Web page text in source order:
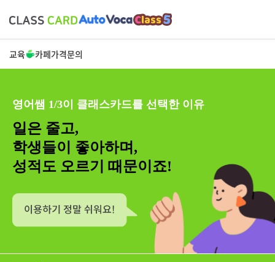
교육 카페가격문의
영어쌤 1/3이 클래스카드를 선택한 이유
일은 줄고,
학생들이 좋아하며,
성적도 오르기 때문이죠!